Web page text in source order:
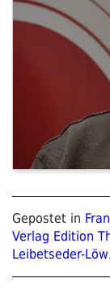
Gepostet in
Verlag Edition
Leibetseder-Löw.